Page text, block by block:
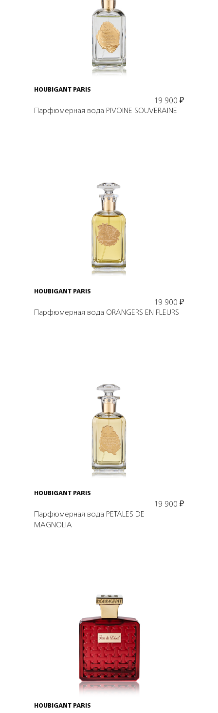
Подробнее
В корзину
HOUBIGANT PARIS
19 900 ₽
Парфюмерная вода PIVOINE SOUVERAINE
Подробнее
В корзину
HOUBIGANT PARIS
19 900 ₽
Парфюмерная вода ORANGERS EN FLEURS
Подробнее
В корзину
HOUBIGANT PARIS
19 900 ₽
Парфюмерная вода PETALES DE
MAGNOLIA
Подробнее
В корзину
HOUBIGANT PARIS